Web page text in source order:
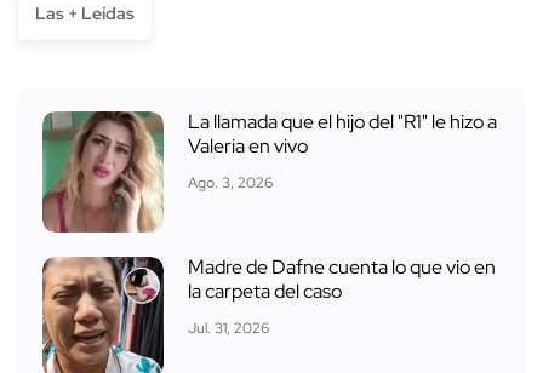
Las + Leídas
La llamada que el hijo del "R1" le hizo a
Valeria en vivo
Ago. 3, 2026
Madre de Dafne cuenta lo que vio en
la carpeta del caso
Jul. 31, 2026